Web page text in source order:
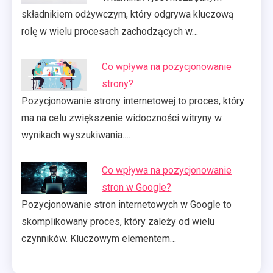
składnikiem odżywczym, który odgrywa kluczową
rolę w wielu procesach zachodzących w…
Co wpływa na pozycjonowanie
strony?
Pozycjonowanie strony internetowej to proces, który
ma na celu zwiększenie widoczności witryny w
wynikach wyszukiwania.…
Co wpływa na pozycjonowanie
stron w Google?
Pozycjonowanie stron internetowych w Google to
skomplikowany proces, który zależy od wielu
czynników. Kluczowym elementem…